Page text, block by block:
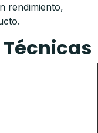
rendimiento,